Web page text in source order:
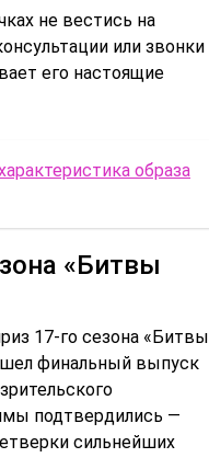
не вестись на
или звонки
его настоящие
образа
«Битвы
17-го сезона «Битвы
финальный выпуск
подтвердились —
сильнейших